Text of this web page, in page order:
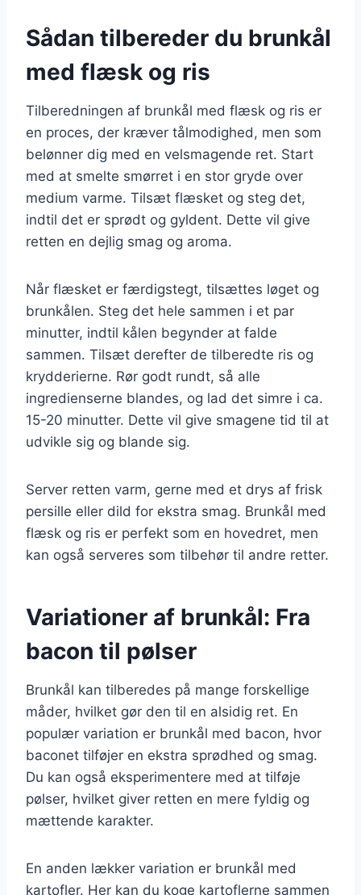
Sådan tilbereder du brunkål
med flæsk og ris
Tilberedningen af brunkål med flæsk og ris er
en proces, der kræver tålmodighed, men som
belønner dig med en velsmagende ret. Start
med at smelte smørret i en stor gryde over
medium varme. Tilsæt flæsket og steg det,
indtil det er sprødt og gyldent. Dette vil give
retten en dejlig smag og aroma.
Når flæsket er færdigstegt, tilsættes løget og
brunkålen. Steg det hele sammen i et par
minutter, indtil kålen begynder at falde
sammen. Tilsæt derefter de tilberedte ris og
krydderierne. Rør godt rundt, så alle
ingredienserne blandes, og lad det simre i ca.
15-20 minutter. Dette vil give smagene tid til at
udvikle sig og blande sig.
Server retten varm, gerne med et drys af frisk
persille eller dild for ekstra smag. Brunkål med
flæsk og ris er perfekt som en hovedret, men
kan også serveres som tilbehør til andre retter.
Variationer af brunkål: Fra
bacon til pølser
Brunkål kan tilberedes på mange forskellige
måder, hvilket gør den til en alsidig ret. En
populær variation er brunkål med bacon, hvor
baconet tilføjer en ekstra sprødhed og smag.
Du kan også eksperimentere med at tilføje
pølser, hvilket giver retten en mere fyldig og
mættende karakter.
En anden lækker variation er brunkål med
kartofler. Her kan du koge kartoflerne sammen